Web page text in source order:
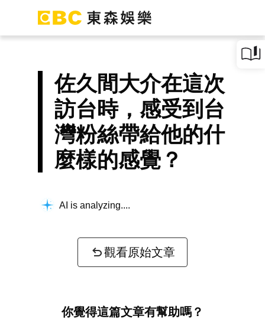
佐久間大介在這次
訪台時，感受到台
灣粉絲帶給他的什
麼樣的感覺？
AI is analyzing...
觀看原始文章
你覺得這篇文章有幫助嗎？